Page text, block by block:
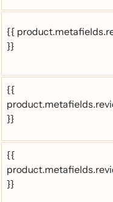
{{
}}
{{
}}
{{
}}